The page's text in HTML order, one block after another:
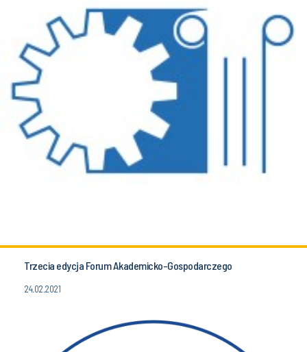
Trzecia edycja Forum Akademicko-Gospodarczego
24.02.2021